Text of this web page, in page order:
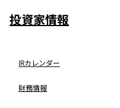
投資家情報
IRカレンダー
財務情報